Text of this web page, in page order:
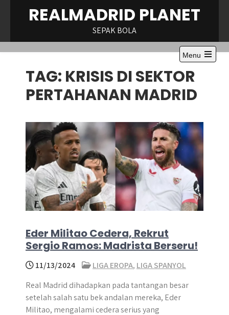
REALMADRID PLANET
SEPAK BOLA
Menu
Open
TAG: KRISIS DI SEKTOR
PERTAHANAN MADRID
Eder Militao Cedera, Rekrut
Sergio Ramos: Madrista Berseru!
11/13/2024 LIGA EROPA, LIGA SPANYOL
Real Madrid dihadapkan pada tantangan besar
setelah salah satu bek andalan mereka, Eder
Militao, mengalami cedera serius yang